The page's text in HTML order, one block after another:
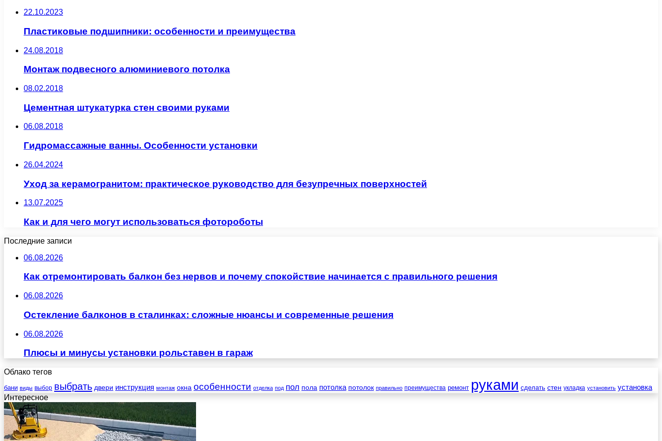
22.10.2023
Пластиковые подшипники: особенности и преимущества
24.08.2018
Монтаж подвесного алюминиевого потолка
08.02.2018
Цементная штукатурка стен своими руками
06.08.2018
Гидромассажные ванны. Особенности установки
26.04.2024
Уход за керамогранитом: практическое руководство для безупречных поверхностей
13.07.2025
Как и для чего могут использоваться фотороботы
Последние записи
06.08.2026
Как отремонтировать балкон без нервов и почему спокойствие начинается с правильного решения
06.08.2026
Остекление балконов в сталинках: сложные нюансы и современные решения
06.08.2026
Плюсы и минусы установки рольставен в гараж
Облако тегов
бани виды выбор выбрать двери инструкция монтаж окна особенности отделка под пол пола потолка потолок правильно преимущества ремонт руками сделать стен укладка установить установка
Интересное